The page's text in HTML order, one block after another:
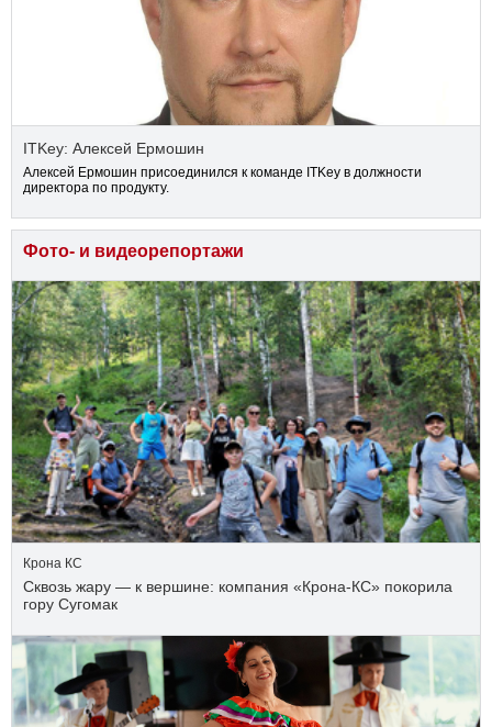
ITKey: Алексей Ермошин
Алексей Ермошин присоединился к команде ITKey в должности
директора по продукту.
Фото- и видеорепортажи
Крона КС
Сквозь жару — к вершине: компания «Крона‑КС» покорила
гору Сугомак